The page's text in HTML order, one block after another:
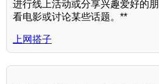
进行线上活动或分享兴趣爱好的
看电影或讨论某些话题。**
上网搭子